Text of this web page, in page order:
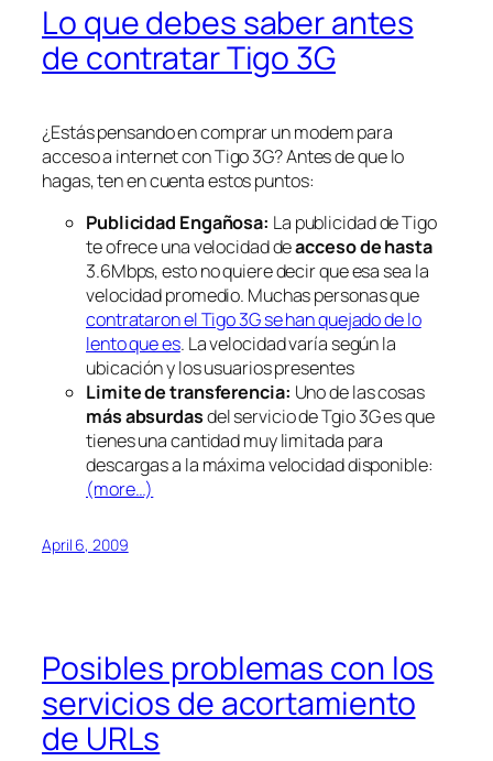
Lo que debes saber antes
de contratar Tigo 3G
¿Estás pensando en comprar un modem para
acceso a internet con Tigo 3G? Antes de que lo
hagas, ten en cuenta estos puntos:
Publicidad Engañosa: La publicidad de Tigo
te ofrece una velocidad deacceso de hasta
3.6Mbps, esto no quiere decir que esa sea la
velocidad promedio. Muchas personas que
contrataron el Tigo 3G se han quejado de lo
lento que es. La velocidad varía según la
ubicación y los usuarios presentes
Limite de transferencia: Uno de las cosas
más absurdasdel servicio de Tgio 3G es que
tienes una cantidad muy limitada para
descargas a la máxima velocidad disponible:
(more…)
April 6, 2009
Posibles problemas con los
servicios de acortamiento
de URLs